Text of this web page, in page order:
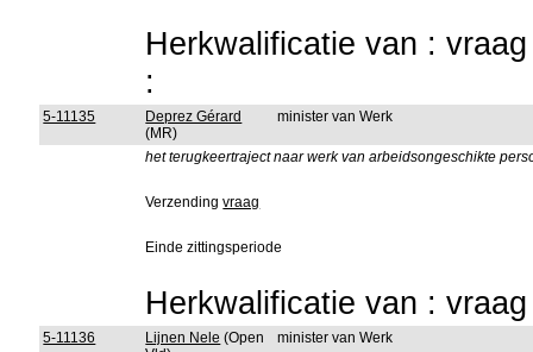
Herkwalificatie van :
:
5-11135
Deprez Gérard
(MR)
minister van Werk
het terugkeertraject naar werk van arbeidsongeschikte
Verzendingvraag
Einde zittingsperiode
Herkwalificatie van :
5-11136 Lijnen Nele (Open
minister van Werk